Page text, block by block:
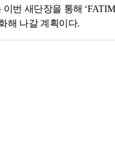
번 새단장을 통해
해 나갈 계획이다.